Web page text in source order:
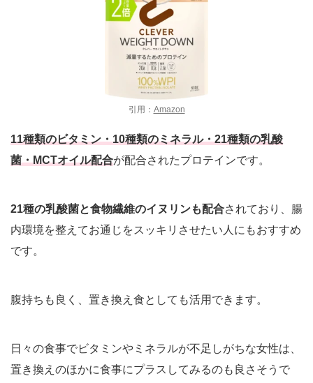
引用： Amazon
11種類のビタミン・10種類のミネラル・21種類の乳酸
菌・MCTオイル配合が配合されたプロテインです。
21種の乳酸菌と食物繊維のイヌリンも配合されており、腸
内環境を整えてお通じをスッキリさせたい人にもおすすめ
です。
腹持ちも良く、置き換え食としても活用できます。
日々の食事でビタミンやミネラルが不足しがちな女性は、
置き換えのほかに食事にプラスしてみるのも良さそうで